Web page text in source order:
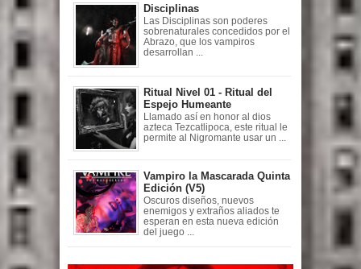
Disciplinas
Las Disciplinas son poderes
sobrenaturales concedidos por el
Abrazo, que los vampiros
desarrollan ...
Ritual Nivel 01 - Ritual del
Espejo Humeante
Llamado así en honor al dios
azteca Tezcatlipoca, este ritual le
permite al Nigromante usar un ...
Vampiro la Mascarada Quinta
Edición (V5)
Oscuros diseños, nuevos
enemigos y extraños aliados te
esperan en esta nueva edición
del juego ...